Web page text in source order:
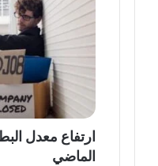
ارتفاع معدل
الماضي